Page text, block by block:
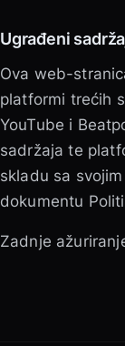
Ugrađeni
Ova web-
platformi trećih
YouTube i
sadržaja te
skladu sa
dokumentu
Zadnje